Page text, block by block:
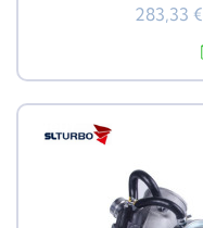
283,33 €